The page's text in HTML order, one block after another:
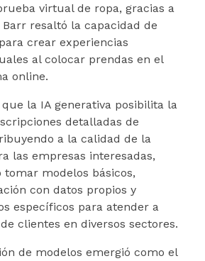
virtual de ropa, gracias a
Barr resaltó la capacidad de
crear experiencias
al colocar prendas en el
online.
la IA generativa posibilita la
detalladas de
a la calidad de la
las empresas interesadas,
tomar modelos básicos,
con datos propios y
específicos para atender a
clientes en diversos sectores.
de modelos emergió como el